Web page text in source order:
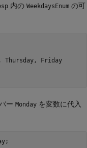
内の WeekdaysEnum の可
Thursday, Friday
ー Monday を変数に代入